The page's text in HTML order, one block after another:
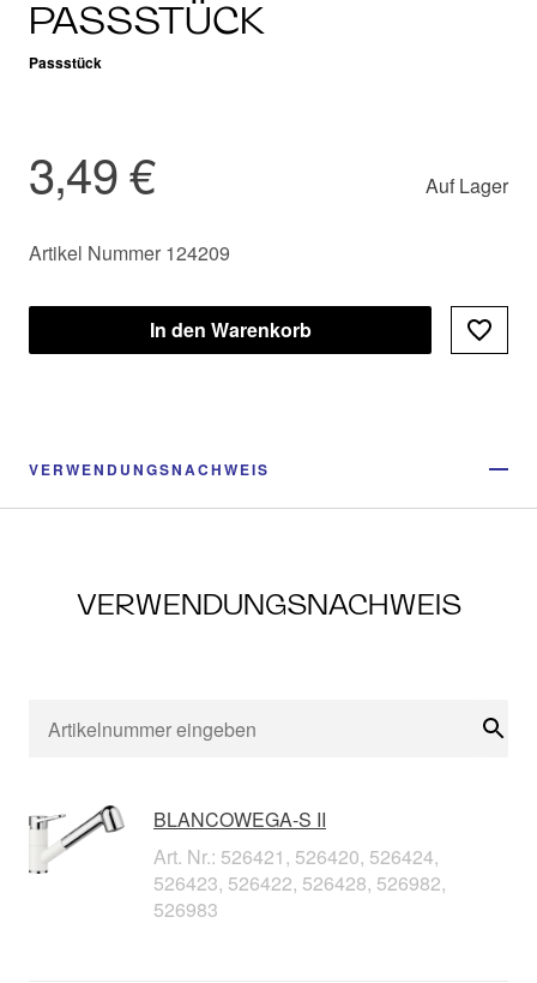
PASSSTÜCK
Passstück
3,49 € Auf Lager
Artikel Nummer 124209
In den Warenkorb
VERWENDUNGSNACHWEIS
VERWENDUNGSNACHWEIS
BLANCOWEGA-S II
Art. Nr.: 526421, 526420, 526424,
526423, 526422, 526428, 526982,
526983